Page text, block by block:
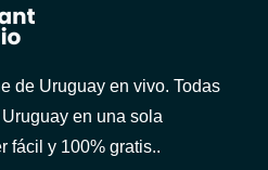
de Uruguay en vivo. Todas
en una sola
fácil y 100% gratis..